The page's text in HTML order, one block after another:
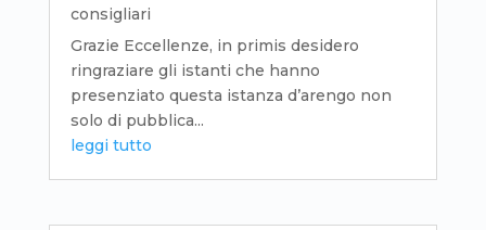
consigliari
Grazie Eccellenze, in primis desidero
ringraziare gli istanti che hanno
presenziato questa istanza d’arengo non
solo di pubblica...
leggi tutto